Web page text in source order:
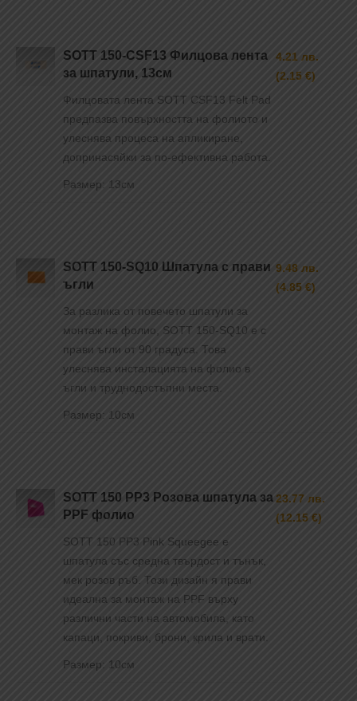
SOTT 150-CSF13 Филцова лента
за шпатули, 13см
Филцовата лента SOTT CSF13 Felt Pad
предпазва повърхността на фолиото и
улеснява процеса на апликиране,
допринасяйки за по-ефективна работа.
Размер: 13см
4.21 лв.
(2.15 €)
SOTT 150-SQ10 Шпатула с прави
ъгли
За разлика от повечето шпатули за
монтаж на фолио, SOTT 150-SQ10 е с
прави ъгли от 90 градуса. Това
улеснява инсталацията на фолио в
ъгли и труднодостъпни места.
Размер: 10см
9.48 лв.
(4.85 €)
SOTT 150 PP3 Розова шпатула за
PPF фолио
SOTT 150 PP3 Pink Squeegee е
шпатула със средна твърдост и тънък,
мек розов ръб. Този дизайн я прави
идеална за монтаж на PPF върху
различни части на автомобила, като
капаци, покриви, брони, крила и врати.
Размер: 10см
23.77 лв.
(12.15 €)